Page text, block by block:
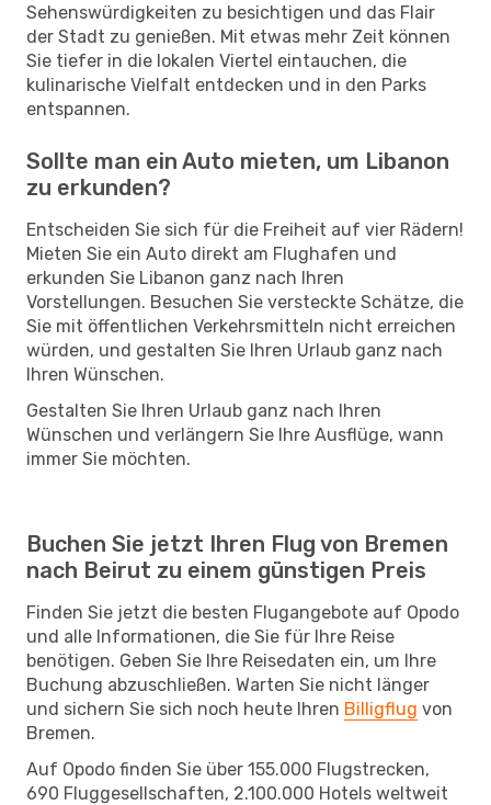
Sehenswürdigkeiten zu besichtigen und das Flair
der Stadt zu genießen. Mit etwas mehr Zeit können
Sie tiefer in die lokalen Viertel eintauchen, die
kulinarische Vielfalt entdecken und in den Parks
entspannen.
Sollte man ein Auto mieten, um Libanon
zu erkunden?
Entscheiden Sie sich für die Freiheit auf vier Rädern!
Mieten Sie ein Auto direkt am Flughafen und
erkunden Sie Libanon ganz nach Ihren
Vorstellungen. Besuchen Sie versteckte Schätze, die
Sie mit öffentlichen Verkehrsmitteln nicht erreichen
würden, und gestalten Sie Ihren Urlaub ganz nach
Ihren Wünschen.
Gestalten Sie Ihren Urlaub ganz nach Ihren
Wünschen und verlängern Sie Ihre Ausflüge, wann
immer Sie möchten.
Buchen Sie jetzt Ihren Flug von Bremen
nach Beirut zu einem günstigen Preis
Finden Sie jetzt die besten Flugangebote auf Opodo
und alle Informationen, die Sie für Ihre Reise
benötigen. Geben Sie Ihre Reisedaten ein, um Ihre
Buchung abzuschließen. Warten Sie nicht länger
und sichern Sie sich noch heute Ihren Billigflug von
Bremen.
Auf Opodo finden Sie über 155.000 Flugstrecken,
690 Fluggesellschaften, 2.100.000 Hotels weltweit